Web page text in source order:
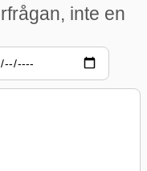
inte en